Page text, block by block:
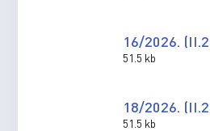
16/2026.
51.5 kb
18/2026.
51.5 kb